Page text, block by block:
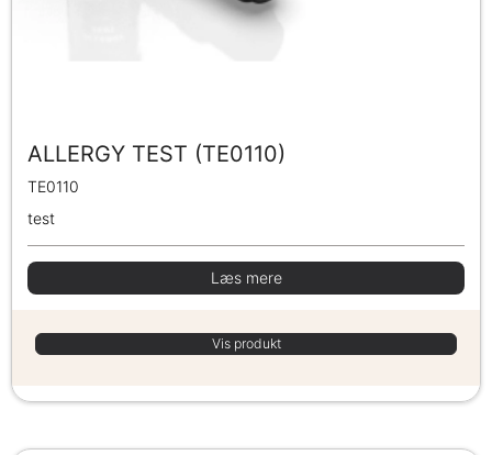
ALLERGY TEST (TE0110)
TE0110
test
Læs mere
Vis produkt